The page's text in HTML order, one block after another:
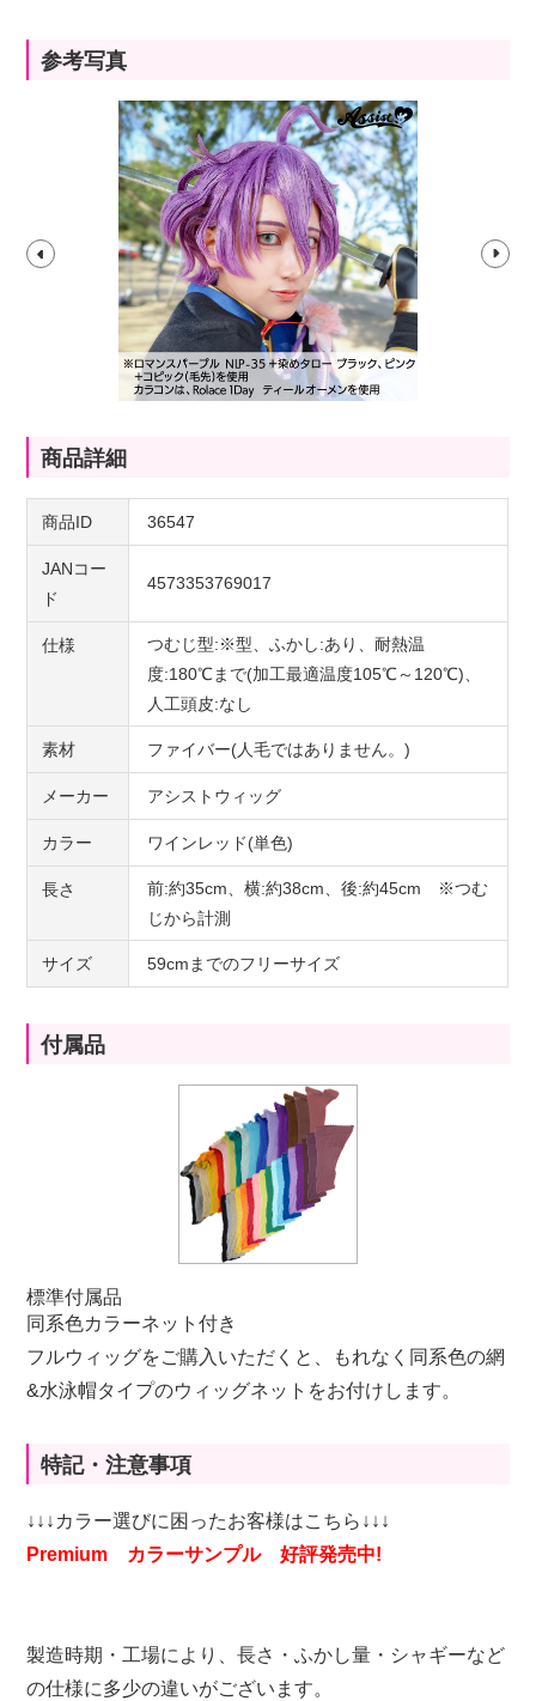
参考写真
商品詳細
商品ID 36547
JANコー
ド
4573353769017
仕様
つむじ型:※型、ふかし:あり、耐熱温
度:180℃まで(加工最適温度105℃～120℃)、
人工頭皮:なし
素材 ファイバー(人毛ではありません。)
メーカー アシストウィッグ
カラー ワインレッド(単色)
長さ
前:約35cm、横:約38cm、後:約45cm ※つむ
じから計測
サイズ 59cmまでのフリーサイズ
付属品
標準付属品
同系色カラーネット付き
フルウィッグをご購入いただくと、もれなく同系色の網
&水泳帽タイプのウィッグネットをお付けします。
特記・注意事項
↓↓↓カラー選びに困ったお客様はこちら↓↓↓
Premium カラーサンプル 好評発売中!
製造時期・工場により、長さ・ふかし量・シャギーなど
の仕様に多少の違いがございます。